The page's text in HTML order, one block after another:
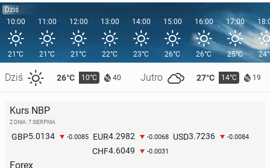
Dziś
10:00
21°C
Dziś 26°C 10°C 40 Jutro 27°C 14°C 19
11:00
21°C
12:00
21°C
13:00
22°C
14:00
23°C
15:00
26°C
16:00
26°C
17:00
25°C
Kurs NBP
Z DNIA: 7 SIERPNIA
GBP5.0134 -0.0085 EUR4.2982 -0.0068 USD3.7236 -0.0084
CHF4.6049 -0.0031
Forex